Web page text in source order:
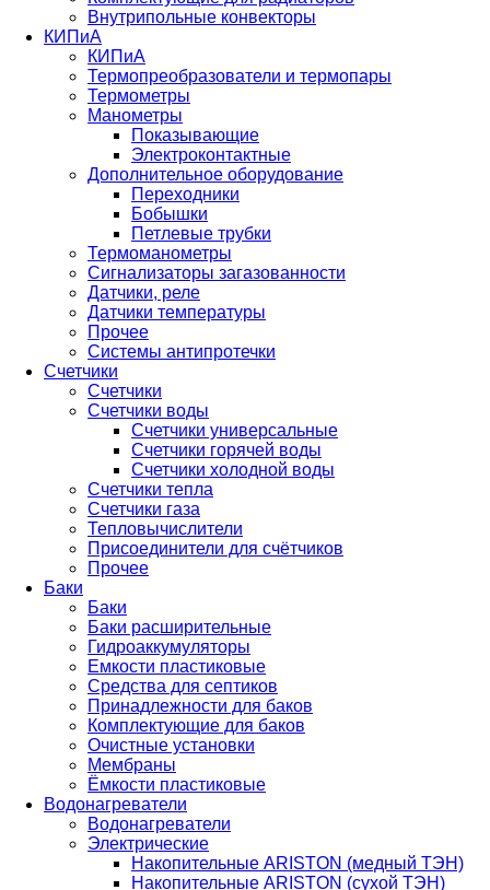
Внутрипольные конвекторы
КИПиА
КИПиА
Термопреобразователи и термопары
Термометры
Манометры
Показывающие
Электроконтактные
Дополнительное оборудование
Переходники
Бобышки
Петлевые трубки
Термоманометры
Сигнализаторы загазованности
Датчики, реле
Датчики температуры
Прочее
Системы антипротечки
Счетчики
Счетчики
Счетчики воды
Счетчики универсальные
Счетчики горячей воды
Счетчики холодной воды
Счетчики тепла
Счетчики газа
Тепловычислители
Присоединители для счётчиков
Прочее
Баки
Баки
Баки расширительные
Гидроаккумуляторы
Емкости пластиковые
Средства для септиков
Принадлежности для баков
Комплектующие для баков
Очистные установки
Мембраны
Ёмкости пластиковые
Водонагреватели
Водонагреватели
Электрические
Накопительные ARISTON (медный ТЭН)
Накопительные ARISTON (сухой ТЭН)